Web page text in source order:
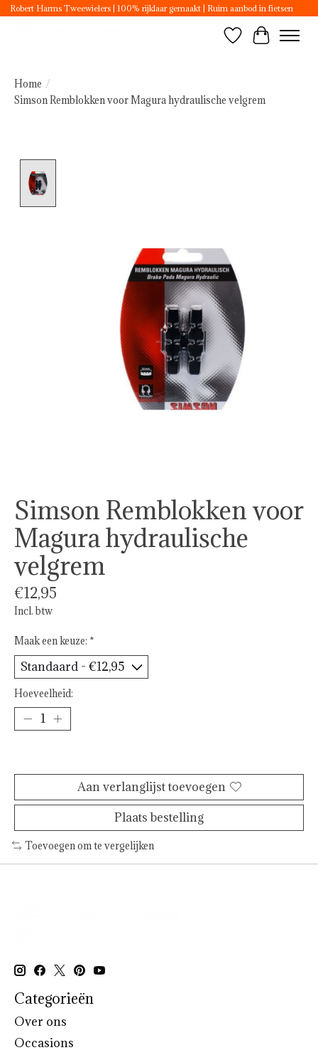
Robert Harms Tweewielers | 100% rijklaar gemaakt | Ruim aanbod in fietsen
Verlanglijst
Home /
Simson Remblokken voor Magura hydraulische velgrem
Simson Remblokken voor
Magura hydraulische
velgrem
€12,95
Incl. btw
Maak een keuze: *
Hoeveelheid:
Aan verlanglijst toevoegen
Plaats bestelling
Toevoegen om te vergelijken
Categorieën
Over ons
Occasions